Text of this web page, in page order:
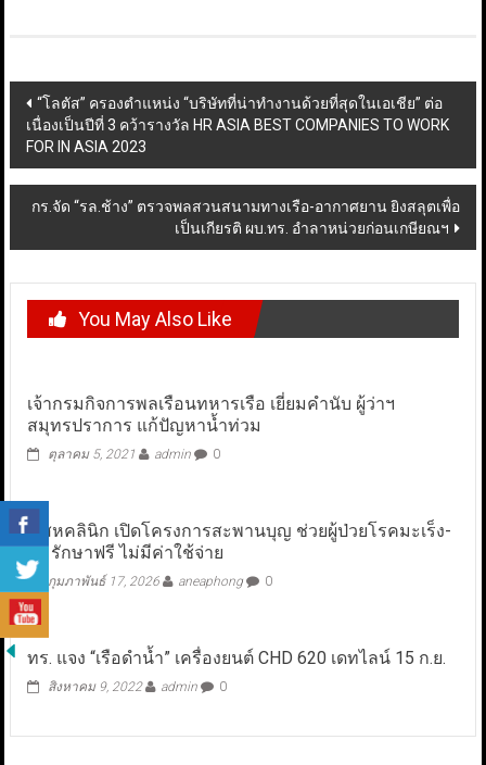
Post
navigation
“โลตัส” ครองตำแหน่ง “บริษัทที่น่าทำงานด้วยที่สุดในเอเชีย” ต่อ
เนื่องเป็นปีที่ 3 คว้ารางวัล HR ASIA BEST COMPANIES TO WORK
FOR IN ASIA 2023
กร.จัด “รล.ช้าง” ตรวจพลสวนสนามทางเรือ-อากาศยาน ยิงสลุตเพื่อ
เป็นเกียรติ ผบ.ทร. อำลาหน่วยก่อนเกษียณฯ
You May Also Like
เจ้ากรมกิจการพลเรือนทหารเรือ เยี่ยมคำนับ ผู้ว่าฯ
สมุทรปราการ แก้ปัญหาน้ำท่วม
ตุลาคม 5, 2021 admin 0
ป.สหคลินิก เปิดโครงการสะพานบุญ ช่วยผู้ป่วยโรคมะเร็ง-
ไต รักษาฟรี ไม่มีค่าใช้จ่าย
กุมภาพันธ์ 17, 2026 aneaphong 0
ทร. แจง “เรือดำน้ำ” เครื่องยนต์ CHD 620 เดทไลน์ 15 ก.ย.
สิงหาคม 9, 2022 admin 0